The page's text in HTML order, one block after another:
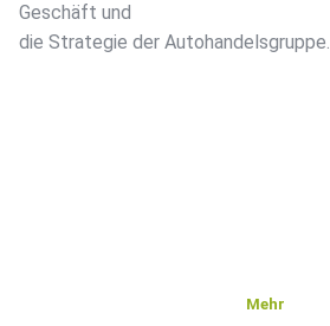
Geschäft und
die Strategie der Autohandelsgruppe.
Mehr